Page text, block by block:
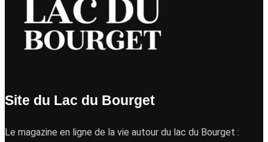
Site du Lac du Bourget
Le magazine en ligne de la vie autour du lac du Bourget :